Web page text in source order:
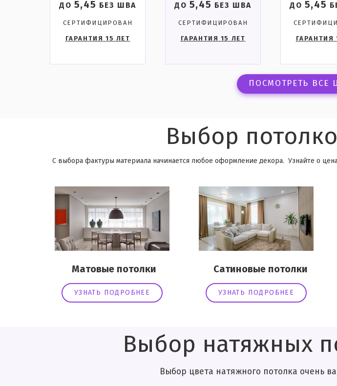
ДО 5,45 БЕЗ ШВА
СЕРТИФИЦИРОВАН
ГАРАНТИЯ 15 ЛЕТ
ДО 5,45 БЕЗ ШВА
СЕРТИФИЦИРОВАН
ГАРАНТИЯ 15 ЛЕТ
ДО 5,45
ГАРАНТИЯ
ПОСМОТРЕТЬ ВСЕ
Выбор
С выбора фактуры материала начинается любое оформление декора. Узнайте о
Матовые потолки
УЗНАТЬ ПОДРОБНЕЕ
Сатиновые потолки
УЗНАТЬ ПОДРОБНЕЕ
Выбор натяжных
Выбор цвета натяжного потолка очень важный